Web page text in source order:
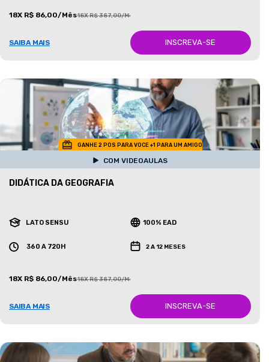
18X R$ 86,00/Mês18X R$ 387,00/Mês
SAIBA MAIS INSCREVA-SE
GANHE 2 POS PARA VOCE +1 PARA UM AMIGO
COM VIDEOAULAS
DIDÁTICA DA GEOGRAFIA
LATO SENSU 100% EAD
360 A 720H 2 A 12 MESES
18X R$ 86,00/Mês18X R$ 387,00/Mês
SAIBA MAIS INSCREVA-SE